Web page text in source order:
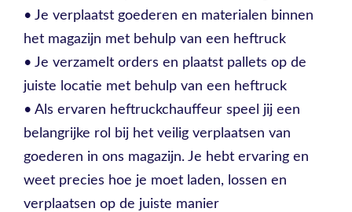
• Je verplaatst goederen en materialen binnen
het magazijn met behulp van een heftruck
• Je verzamelt orders en plaatst pallets op de
juiste locatie met behulp van een heftruck
• Als ervaren heftruckchauffeur speel jij een
belangrijke rol bij het veilig verplaatsen van
goederen in ons magazijn. Je hebt ervaring en
weet precies hoe je moet laden, lossen en
verplaatsen op de juiste manier